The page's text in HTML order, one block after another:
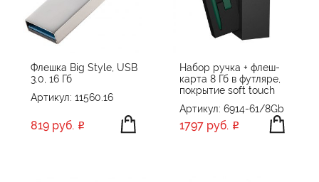
Флешка Big Style, USB
3.0, 16 Гб
Артикул: 11560.16
819 руб.
Набор ручка + флеш-
карта 8 Гб в футляре,
покрытие soft touch
Артикул: 6914-61/8Gb
1797 руб.